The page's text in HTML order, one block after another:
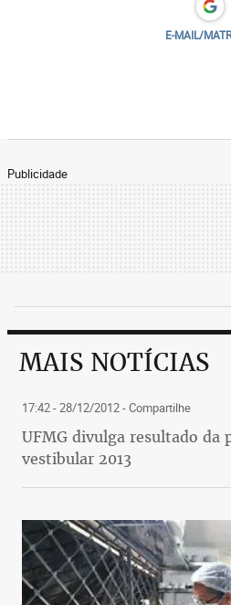
E-MAIL/
Publicidade
MAIS NOTÍCIAS
17:42 - 28/12/2012- Compartilhe
UFMG divulga resultado da
vestibular 2013